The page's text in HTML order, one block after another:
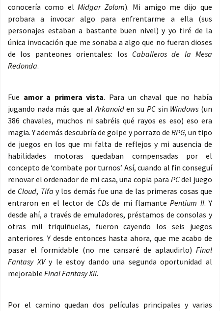
conocería como elMidgar Zolom). Mi amigo me dijo que
probara a invocar algo para enfrentarme a ella (sus
personajes estaban a bastante buen nivel) y yo tiré de la
única invocación que me sonaba a algo que no fueran dioses
de los panteones orientales: los Caballeros de la Mesa
Redonda.
Fue amor a primera vista. Para un chaval que no había
jugando nada más que alArkanoiden su PCsin Windows (un
386 chavales, muchos ni sabréis qué rayos es eso) eso era
magia. Y además descubría de golpe y porrazo de RPG, un tipo
de juegos en los que mi falta de reflejos y mi ausencia de
habilidades motoras quedaban compensadas por el
concepto de ‘combate por turnos’. Así, cuando al fin conseguí
renovar el ordenador de mi casa, una copia para PCdel juego
de Cloud, Tifa y los demás fue una de las primeras cosas que
entraron en el lector de CDsde mi flamantePentium II. Y
desde ahí, a través de emuladores, préstamos de consolas y
otras mil triquiñuelas, fueron cayendo los seis juegos
anteriores. Y desde entonces hasta ahora, que me acabo de
pasar el formidable (no me cansaré de aplaudirlo) Final
Fantasy XVy le estoy dando una segunda oportunidad al
mejorable Final Fantasy XII.
Por el camino quedan dos películas principales y varias